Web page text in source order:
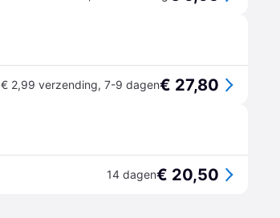
€ 2,99 verzending, 7-9 dagen€ 27,80
14 dagen€ 20,50